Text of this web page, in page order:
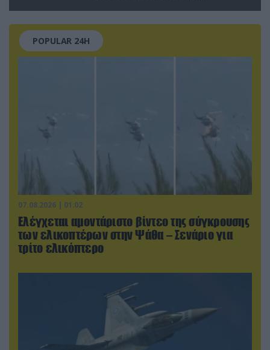
POPULAR 24H
07.08.2026 | 01:02
Ελέγχεται αμοντάριστο βίντεο της σύγκρουσης
των ελικοπτέρων στην Ψάθα – Σενάριο για
τρίτο ελικόπτερο